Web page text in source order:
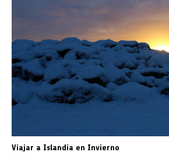
Viajar a Islandia en Invierno